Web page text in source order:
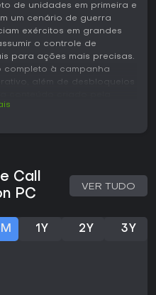
de unidades em primeira e
um cenário de guerra
exércitos em grandes
o controle de
para ações mais precisas.
completo à campanha
além de desbloqueios
Infantaria, veículos e
modelagem realista, e
ser personalizadas. Os
específicos ou
em missões de
Call
PC
VER TUDO
1Y 2Y 3Y